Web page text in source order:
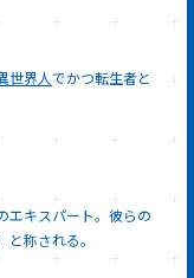
世界人でかつ転生者と
エキスパート。彼らの
と称される。